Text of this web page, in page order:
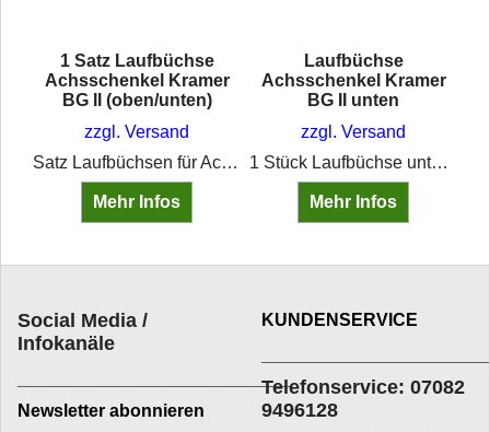
1 Satz Laufbüchse
Achsschenkel Kramer
BG II (oben/unten)
zzgl. Versand
Satz Laufbüchsen für Achsschenkel Kramer BG II – obere und untere Buchse mit Schmierbohrung und Schmierrillen. Passend für Kramer 350, 450 Export, KL 300.
Mehr Infos
Laufbüchse
Achsschenkel Kramer
BG II unten
zzgl. Versand
1 Stück Laufbüchse unten für Achsschenkel für div. Kramer-Schlepper der Baugruppe II
Mehr Infos
Social Media /
Infokanäle
_________________________
Newsletter abonnieren
KUNDENSERVICE
Telefonservice: 07082
9496128